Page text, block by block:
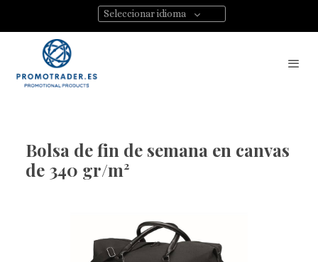
Seleccionar idioma
Bolsa de fin de semana en canvas
de 340 gr/m²